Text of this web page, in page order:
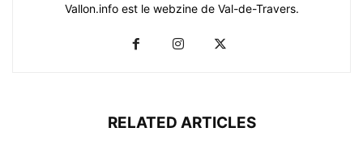
Vallon.info est le webzine de Val-de-Travers.
RELATED ARTICLES